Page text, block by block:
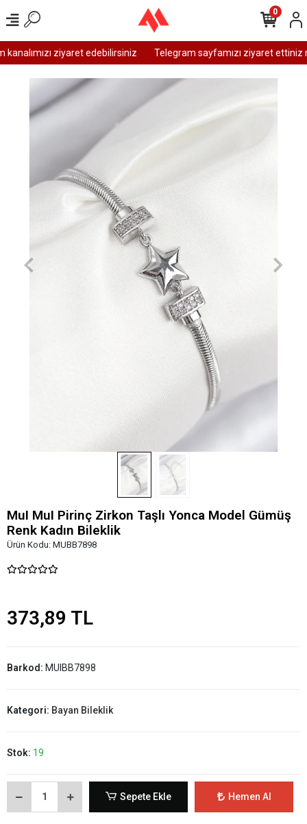
ziyaret edebilirsiniz Telegram sayfamızı ziyaret ettiniz
0
MuI MuI Pirinç Zirkon Taşlı Yonca Model Gümüş
Renk Kadın Bileklik
Ürün Kodu: MUBB7898
373,89 TL
Barkod: MUIBB7898
Kategori: Bayan Bileklik
Stok: 19
Sepete Ekle Hemen Al